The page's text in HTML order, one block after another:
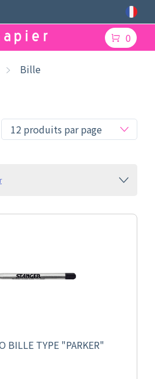
0
Bille
BILLE TYPE "PARKER"